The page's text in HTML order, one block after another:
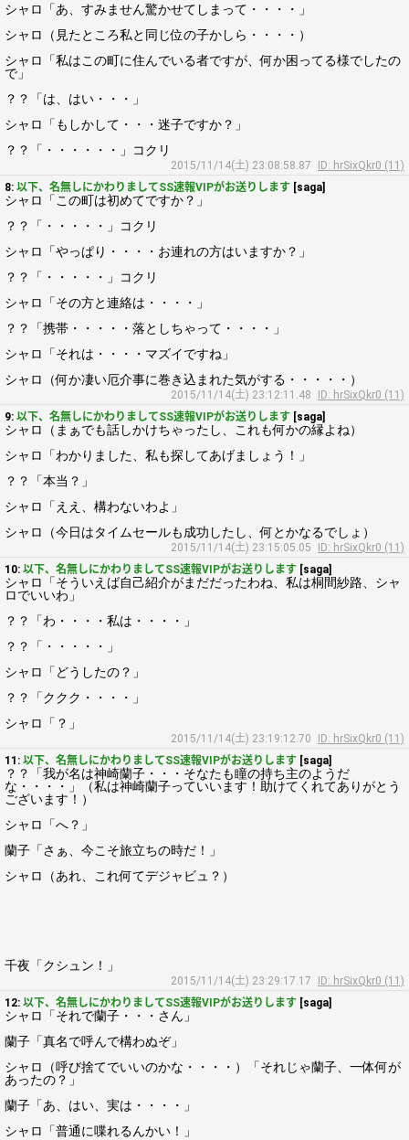
シャロ「あ、すみません驚かせてしまって・・・・」
シャロ（見たところ私と同じ位の子かしら・・・・）
シャロ「私はこの町に住んでいる者ですが、何か困ってる様でしたの
で」
？？「は、はい・・・」
シャロ「もしかして・・・迷子ですか？」
？？「・・・・・・」コクリ
2015/11/14(土) 23:08:58.87
ID: hrSixQkr0 (11)
8: 以下、名無しにかわりましてSS速報VIPがお送りします [saga]
シャロ「この町は初めてですか？」
？？「・・・・・」コクリ
シャロ「やっぱり・・・・お連れの方はいますか？」
？？「・・・・・」コクリ
シャロ「その方と連絡は・・・・」
？？「携帯・・・・・落としちゃって・・・・」
シャロ「それは・・・・マズイですね」
シャロ（何か凄い厄介事に巻き込まれた気がする・・・・・）
2015/11/14(土) 23:12:11.48
ID: hrSixQkr0 (11)
9: 以下、名無しにかわりましてSS速報VIPがお送りします [saga]
シャロ（まぁでも話しかけちゃったし、これも何かの縁よね）
シャロ「わかりました、私も探してあげましょう！」
？？「本当？」
シャロ「ええ、構わないわよ」
シャロ（今日はタイムセールも成功したし、何とかなるでしょ）
2015/11/14(土) 23:15:05.05
ID: hrSixQkr0 (11)
10: 以下、名無しにかわりましてSS速報VIPがお送りします [saga]
シャロ「そういえば自己紹介がまだだったわね、私は桐間紗路、シャ
ロでいいわ」
？？「わ・・・・私は・・・・」
？？「・・・・・」
シャロ「どうしたの？」
？？「ククク・・・・」
シャロ「？」
2015/11/14(土) 23:19:12.70
ID: hrSixQkr0 (11)
11: 以下、名無しにかわりましてSS速報VIPがお送りします [saga]
？？「我が名は神崎蘭子・・・そなたも瞳の持ち主のようだ
な・・・・」（私は神崎蘭子っていいます！助けてくれてありがとう
ございます！）
シャロ「へ？」
蘭子「さぁ、今こそ旅立ちの時だ！」
シャロ（あれ、これ何てデジャビュ？）
千夜「クシュン！」
2015/11/14(土) 23:29:17.17
ID: hrSixQkr0 (11)
12: 以下、名無しにかわりましてSS速報VIPがお送りします [saga]
シャロ「それで蘭子・・・さん」
蘭子「真名で呼んで構わぬぞ」
シャロ（呼び捨てでいいのかな・・・・）「それじゃ蘭子、一体何が
あったの？」
蘭子「あ、はい、実は・・・・」
シャロ「普通に喋れるんかい！」